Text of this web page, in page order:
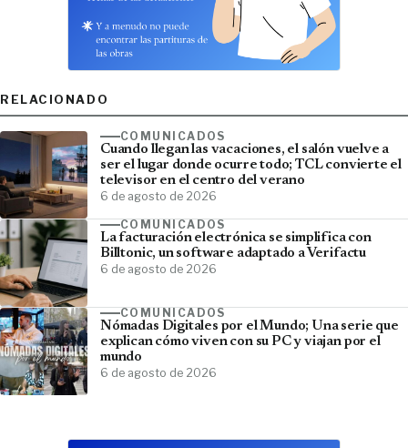
RELACIONADO
COMUNICADOS
Cuando llegan las vacaciones, el salón vuelve a
ser el lugar donde ocurre todo; TCL convierte el
televisor en el centro del verano
6 de agosto de 2026
COMUNICADOS
La facturación electrónica se simplifica con
Billtonic, un software adaptado a Verifactu
6 de agosto de 2026
COMUNICADOS
Nómadas Digitales por el Mundo; Una serie que
explican cómo viven con su PC y viajan por el
mundo
6 de agosto de 2026